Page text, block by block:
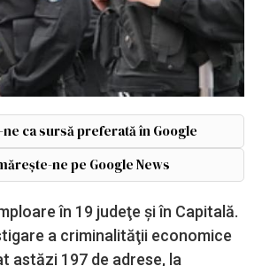
ca sursă preferată în Google
ne pe Google News
în 19 judeţe şi în Capitală.
a criminalităţii economice
astăzi 197 de adrese, la